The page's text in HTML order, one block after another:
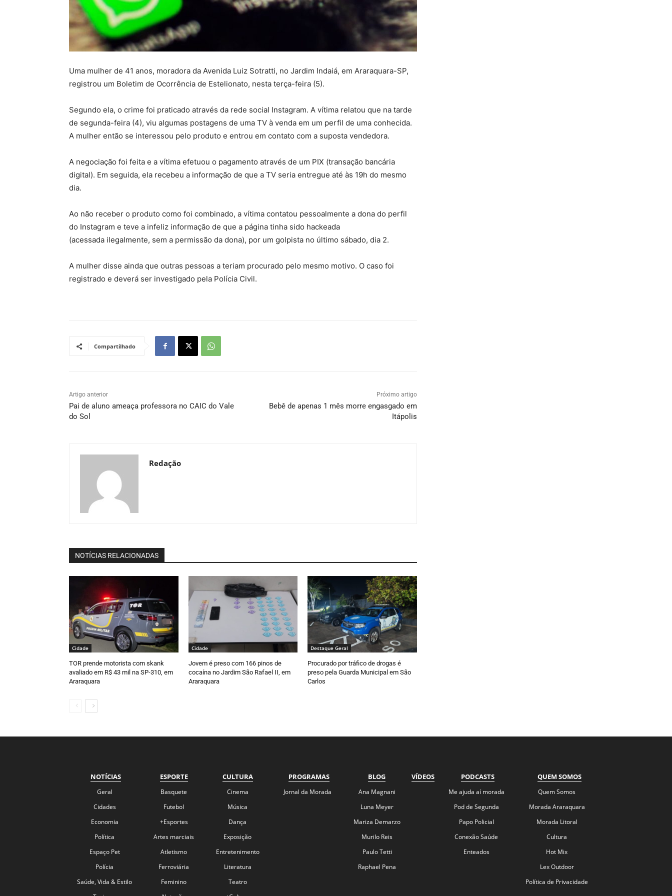
Uma mulher de 41 anos, moradora da Avenida Luiz Sotratti, no Jardim Indaiá, em Araraquara-SP,
registrou um Boletim de Ocorrência de Estelionato, nesta terça-feira (5).
Segundo ela, o crime foi praticado através da rede social Instagram. A vítima relatou que na tarde
de segunda-feira (4), viu algumas postagens de uma TV à venda em um perfil de uma conhecida.
A mulher então se interessou pelo produto e entrou em contato com a suposta vendedora.
A negociação foi feita e a vítima efetuou o pagamento através de um PIX (transação bancária
digital). Em seguida, ela recebeu a informação de que a TV seria entregue até às 19h do mesmo
dia.
Ao não receber o produto como foi combinado, a vítima contatou pessoalmente a dona do perfil
do Instagram e teve a infeliz informação de que a página tinha sido hackeada
(acessada ilegalmente, sem a permissão da dona), por um golpista no último sábado, dia 2.
A mulher disse ainda que outras pessoas a teriam procurado pelo mesmo motivo. O caso foi
registrado e deverá ser investigado pela Polícia Civil.
Compartilhado
Artigo anterior
Pai de aluno ameaça professora no CAIC do Vale
do Sol
Próximo artigo
Bebê de apenas 1 mês morre engasgado em
Itápolis
Redação
NOTÍCIAS RELACIONADAS
Cidade
TOR prende motorista com skank
avaliado em R$ 43 mil na SP-310, em
Araraquara
Cidade
Jovem é preso com 166 pinos de
cocaína no Jardim São Rafael II, em
Araraquara
Destaque Geral
Procurado por tráfico de drogas é
preso pela Guarda Municipal em São
Carlos
NOTÍCIAS
Geral
Cidades
Economia
Política
Espaço Pet
Polícia
Saúde, Vida & Estilo
ESPORTE
Basquete
Futebol
+Esportes
Artes marciais
Atletismo
Ferroviária
Feminino
CULTURA
Cinema
Música
Dança
Exposição
Entretenimento
Literatura
Teatro
PROGRAMAS
Jornal da Morada
BLOG
Ana Magnani
Luna Meyer
Mariza Demarzo
Murilo Reis
Paulo Tetti
Raphael Pena
VÍDEOS PODCASTS
Me ajuda aí morada
Pod de Segunda
Papo Policial
Conexão Saúde
Enteados
QUEM SOMOS
Quem Somos
Morada Araraquara
Morada Litoral
Cultura
Hot Mix
Lex Outdoor
Política de Privacidade